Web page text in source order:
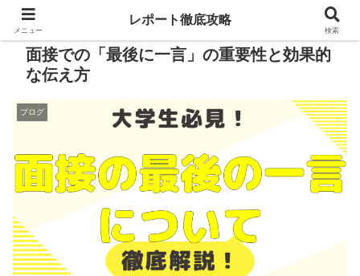
面接での「最後に一言」の重要性と効果的
な伝え方
ブログ
メニュー
レポート徹底攻略
検索